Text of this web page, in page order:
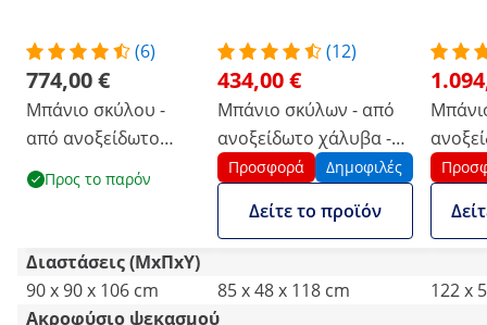
(6)
774,00 €
Μπάνιο σκύλου -
από ανοξείδωτο
χάλυβα - έως 60 kg -
με σκαλοπάτια
Προς το παρόν
(12)
434,00 €
Μπάνιο σκύλων - από
ανοξείδωτο χάλυβα -
έως 60 kg
Προσφορά Δημοφιλές
Δείτε το προϊόν
kg -
Διαστάσεις (ΜxΠxΥ)
90 x 90 x 106 cm
85 x 48 x 118 cm
122 x
Ακροφύσιο ψεκασμού